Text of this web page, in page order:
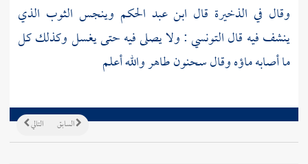
وقال في الذخيرة قال ابن عبد الحكم وينجس الثوب الذي
ينشف فيه قالالتونسي: ولا يصلى فيه حتى يغسل وكذلك كل
ما أصابه ماؤه وقالسحنونطاهر والله أعلم
التالي السابق